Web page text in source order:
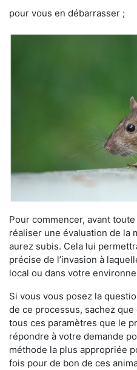
pour vous en débarrasser ;
Pour commencer, avant
réaliser une évaluation de la
aurez subis. Cela lui
précise de l’invasion à
local ou dans votre
Si vous vous posez la
de ce processus, sachez que
tous ces paramètres que le
répondre à votre demande
méthode la plus appropriée
fois pour de bon de ces